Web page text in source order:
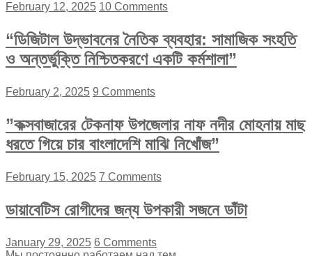
February 12, 2025 10 Comments
“ডিজিটাল উদ্ভাবনের নৈতিক ব্যবহার: সামাজিক সংহতি
ও অন্তর্ভুক্তি নিশ্চিতকরণে একটি কর্মশালা”
February 2, 2025 9 Comments
”কক্সবাজারের টেকনাফ উপজেলার নাফ নদীর মোহনায় মাছ
ধরতে গিয়ে চার বাংলাদেশি মাঝি নিখোঁজ”
February 15, 2025 7 Comments
ডায়াবেটিস রোগীদের জন্য উপকারী সজনে ডাঁটা
January 29, 2025 6 Comments